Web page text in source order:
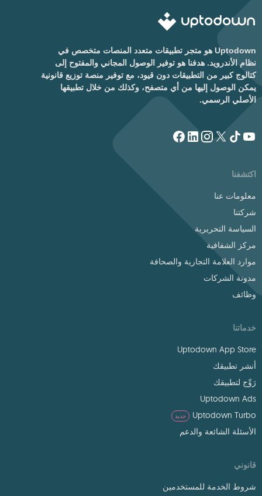
Uptodown هو متجر تطبيقات متعدد المنصات متخصص في
نظام الأندرويد. هدفنا هو توفير الوصول المجاني والمفتوح إلى
كتالوج كبير من التطبيقات دون قيود، مع توفير منصة توزيع قانونية
يمكن الوصول إليها من أي متصفح، وكذلك من خلال تطبيقها
الأصلي الرسمي.
اكتشفنا
معلومات عنا
شركتنا
السياسة التحريرية
مركز الشفافية
موارد العلامة التجارية والصحافة
مدونة الشركات
وظائف
خدماتنا
Uptodown App Store
أنشر تطبيقك
رَوِّج لتطبيقك
Uptodown Ads
Uptodown Turbo
جديد
الأسئلة الشائعة والدعم
قانوني
شروط الخدمة للمستخدمين